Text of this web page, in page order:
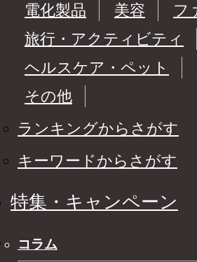
電化製品
美容
フ
旅行・アクティビティ
ヘルスケア・ペット
その他
ランキングからさがす
キーワードからさがす
特集・キャンペーン
コラム